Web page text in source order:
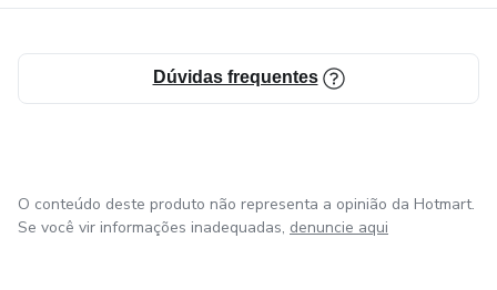
Dúvidas frequentes
O conteúdo deste produto não representa a opinião da Hotmart.
Se você vir informações inadequadas, denuncie aqui